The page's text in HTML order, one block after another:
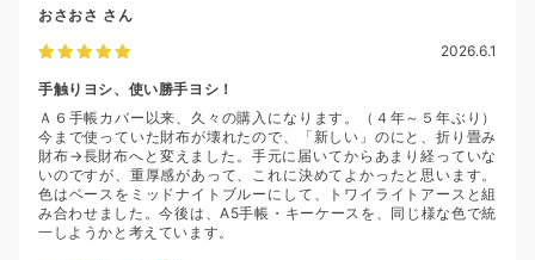
おさおさ さん
2026.6.1
手触りヨシ、使い勝手ヨシ！
Ａ６手帳カバー以来、久々の購入になります。（４年～５年ぶり）
今まで使っていた財布が壊れたので、「新しい」のにと、折り畳み
財布→長財布へと変えました。手元に届いてからあまり経っていな
いのですが、重厚感があって、これに決めてよかったと思います。
色はベースをミッドナイトブルーにして、トワイライトアースと組
み合わせました。今後は、A5手帳・キーケースを、同じ様な色で統
一しようかと考えています。